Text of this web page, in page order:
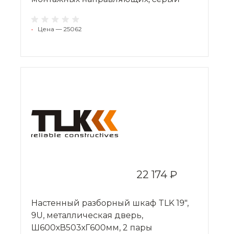
• Цена — 25062
22 174 ₽
Настенный разборный шкаф TLK 19",
9U, металлическая дверь,
Ш600хВ503хГ600мм, 2 пары